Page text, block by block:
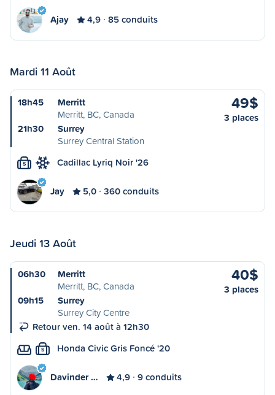
Ajay 4,9 85 conduits
Mardi 11 Août
18h45
Merritt
Merritt, BC, Canada
21h30
Surrey
Surrey Central Station
49$
3 places
S Cadillac Lyriq Noir '26
Jay 5,0 360 conduits
Jeudi 13 Août
06h30
Merritt
Merritt, BC, Canada
09h15
Surrey
Surrey City Centre
Retour ven. 14 août à 12h30
40$
3 places
S Honda Civic Gris Foncé '20
Davinder … 4,9 9 conduits